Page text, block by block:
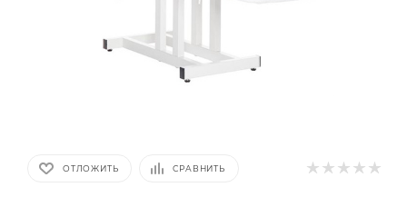
ОТЛОЖИТЬ СРАВНИТЬ